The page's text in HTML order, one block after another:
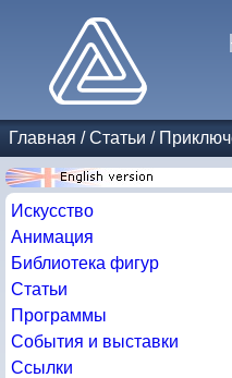
Главная /Статьи /
Искусство
Анимация
Библиотека фигур
Статьи
Программы
События и выставки
Ссылки